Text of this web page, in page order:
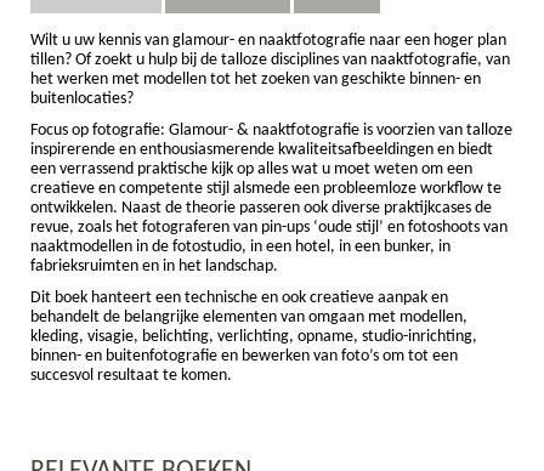
Wilt u uw kennis van glamour- en naaktfotografie naar een hoger plan
tillen? Of zoekt u hulp bij de talloze disciplines van naaktfotografie, van
het werken met modellen tot het zoeken van geschikte binnen- en
buitenlocaties?
Focus op fotografie: Glamour- & naaktfotografie is voorzien van talloze
inspirerende en enthousiasmerende kwaliteitsafbeeldingen en biedt
een verrassend praktische kijk op alles wat u moet weten om een
creatieve en competente stijl alsmede een probleemloze workflow te
ontwikkelen. Naast de theorie passeren ook diverse praktijkcases de
revue, zoals het fotograferen van pin-ups ‘oude stijl’ en fotoshoots van
naaktmodellen in de fotostudio, in een hotel, in een bunker, in
fabrieksruimten en in het landschap.
Dit boek hanteert een technische en ook creatieve aanpak en
behandelt de belangrijke elementen van omgaan met modellen,
kleding, visagie, belichting, verlichting, opname, studio-inrichting,
binnen- en buitenfotografie en bewerken van foto’s om tot een
succesvol resultaat te komen.